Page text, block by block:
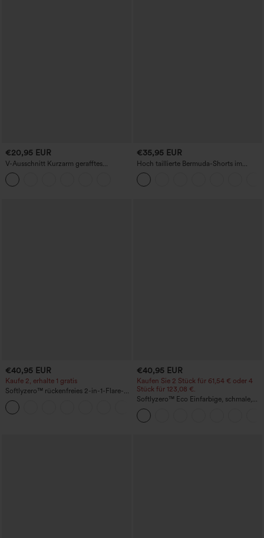
€20,95 EUR
V-Ausschnitt Kurzarm gerafftes
schlichtes Freizeit-T-Shirt
€35,95 EUR
Hoch taillierte Bermuda-Shorts im
Resort-Look, Leinen-Optik, mit
umgeschlagenem Saum, 10'' und
Taschen
€40,95 EUR
Kaufe 2, erhalte 1 gratis
Softlyzero™ rückenfreies 2-in-1-Flare-
Trainingskleid – Wannabe – Easy Peezy
€40,95 EUR
Kaufen Sie 2 Stück für 61,54 € oder 4
Stück für 123,08 €.
Softlyzero™ Eco Einfarbige, schmale,
hoch taillierte Wanderhose mit
mehreren Taschen